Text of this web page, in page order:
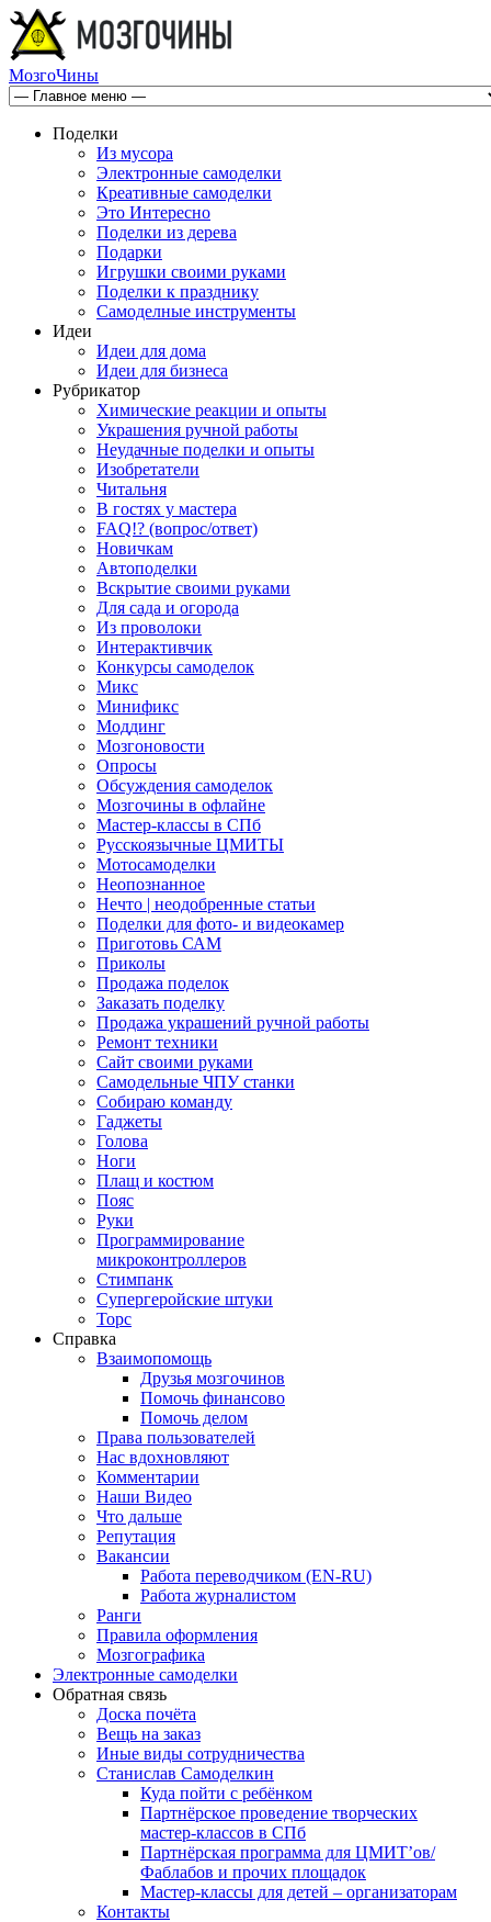
МозгоЧины
Поделки
Из мусора
Электронные самоделки
Креативные самоделки
Это Интересно
Поделки из дерева
Подарки
Игрушки своими руками
Поделки к празднику
Самоделные инструменты
Идеи
Идеи для дома
Идеи для бизнеса
Рубрикатор
Химические реакции и опыты
Украшения ручной работы
Неудачные поделки и опыты
Изобретатели
Читальня
В гостях у мастера
FAQ!? (вопрос/ответ)
Новичкам
Автоподелки
Вскрытие своими руками
Для сада и огорода
Из проволоки
Интерактивчик
Конкурсы самоделок
Микс
Минификс
Моддинг
Мозгоновости
Опросы
Обсуждения самоделок
Мозгочины в офлайне
Мастер-классы в СПб
Русскоязычные ЦМИТЫ
Мотосамоделки
Неопознанное
Нечто | неодобренные статьи
Поделки для фото- и видеокамер
Приготовь САМ
Приколы
Продажа поделок
Заказать поделку
Продажа украшений ручной работы
Ремонт техники
Сайт своими руками
Самодельные ЧПУ станки
Собираю команду
Гаджеты
Голова
Ноги
Плащ и костюм
Пояс
Руки
Программирование
микроконтроллеров
Стимпанк
Супергеройские штуки
Торс
Справка
Взаимопомощь
Друзья мозгочинов
Помочь финансово
Помочь делом
Права пользователей
Нас вдохновляют
Комментарии
Наши Видео
Что дальше
Репутация
Вакансии
Работа переводчиком (EN-RU)
Работа журналистом
Ранги
Правила оформления
Мозгографика
Электронные самоделки
Обратная связь
Доска почёта
Вещь на заказ
Иные виды сотрудничества
Станислав Самоделкин
Куда пойти с ребёнком
Партнёрское проведение творческих
мастер-классов в СПб
Партнёрская программа для ЦМИТ’ов/
Фаблабов и прочих площадок
Мастер-классы для детей – организаторам
Контакты